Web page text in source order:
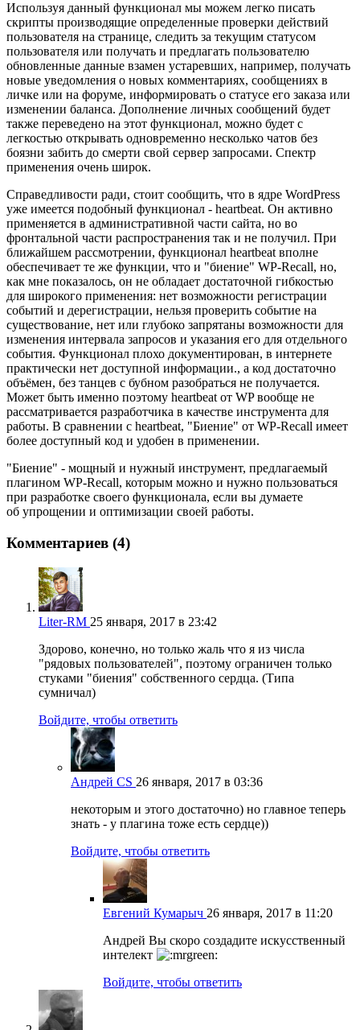
Используя данный функционал мы можем легко писать
скрипты производящие определенные проверки действий
пользователя на странице, следить за текущим статусом
пользователя или получать и предлагать пользователю
обновленные данные взамен устаревших, например, получать
новые уведомления о новых комментариях, сообщениях в
личке или на форуме, информировать о статусе его заказа или
изменении баланса. Дополнение личных сообщений будет
также переведено на этот функционал, можно будет с
легкостью открывать одновременно несколько чатов без
боязни забить до смерти свой сервер запросами. Спектр
применения очень широк.
Справедливости ради, стоит сообщить, что в ядре WordPress
уже имеется подобный функционал - heartbeat. Он активно
применяется в административной части сайта, но во
фронтальной части распространения так и не получил. При
ближайшем рассмотрении, функционал heartbeat вполне
обеспечивает те же функции, что и "биение" WP-Recall, но,
как мне показалось, он не обладает достаточной гибкостью
для широкого применения: нет возможности регистрации
событий и дерегистрации, нельзя проверить событие на
существование, нет или глубоко запрятаны возможности для
изменения интервала запросов и указания его для отдельного
события. Функционал плохо документирован, в интернете
практически нет доступной информации., а код достаточно
объёмен, без танцев с бубном разобраться не получается.
Может быть именно поэтому heartbeat от WP вообще не
рассматривается разработчика в качестве инструмента для
работы. В сравнении с heartbeat, "Биение" от WP-Recall имеет
более доступный код и удобен в применении.
"Биение" - мощный и нужный инструмент, предлагаемый
плагином WP-Recall, которым можно и нужно пользоваться
при разработке своего функционала, если вы думаете
об упрощении и оптимизации своей работы.
Комментариев (4)
Liter-RM 25 января, 2017 в 23:42
Здорово, конечно, но только жаль что я из числа
"рядовых пользователей", поэтому ограничен только
стуками "биения" собственного сердца. (Типа
сумничал)
Войдите, чтобы ответить
Андрей CS 26 января, 2017 в 03:36
некоторым и этого достаточно) но главное теперь
знать - у плагина тоже есть сердце))
Войдите, чтобы ответить
Евгений Кумарыч 26 января, 2017 в 11:20
Андрей Вы скоро создадите искусственный
интелект
Войдите, чтобы ответить